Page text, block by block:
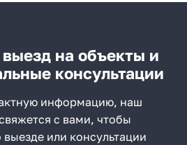
на объекты и
консультации
информацию, наш
с вами, чтобы
выезде или консультации